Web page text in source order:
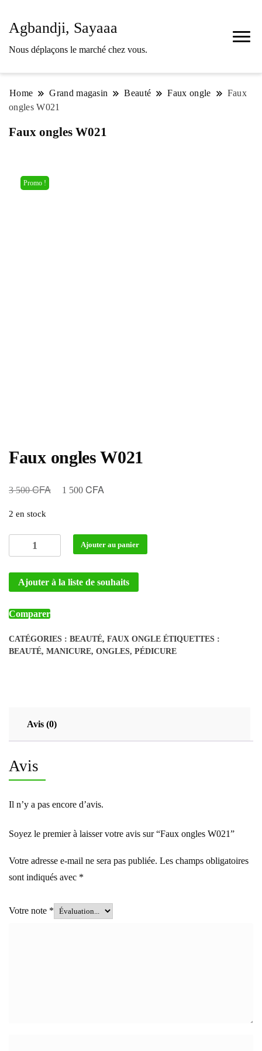
Agbandji, Sayaaa
Nous déplaçons le marché chez vous.
Home Grand magasin Beauté Faux ongle
Faux
ongles W021
Faux ongles W021
Promo !
Faux ongles W021
3 500CFA
Le
était :
500 CFA.
1 500 CFA
est :
1
500 CFA.
2 en stock
quantité
de
ongles
Ajouter au panier
Ajouter à la liste de souhaits
Comparer
CATÉGORIES : BEAUTÉ, FAUX ONGLE ÉTIQUETTES :
BEAUTÉ, MANICURE, ONGLES, PÉDICURE
Avis (0)
Avis
Il n’y a pas encore d’avis.
Soyez le premier à laisser votre avis sur “Faux ongles W021”
Votre adresse e-mail ne sera pas publiée. Les champs obligatoires
sont indiqués avec *
Votre note *